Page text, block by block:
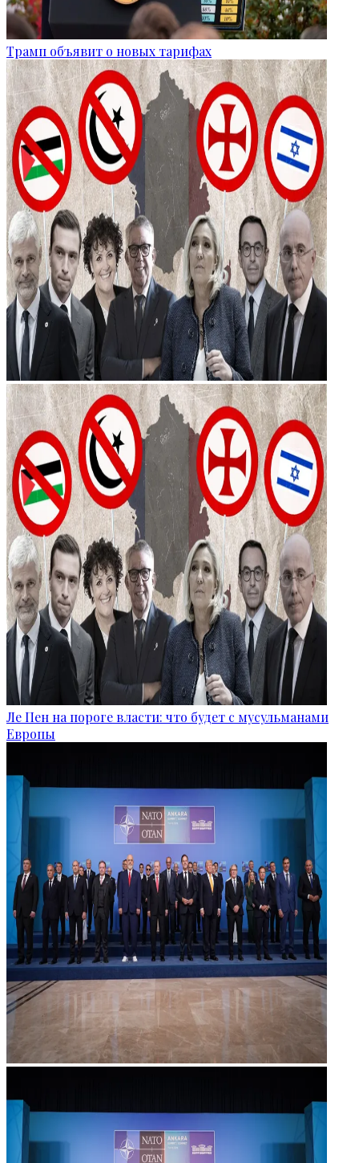
Трамп объявит о новых тарифах
Ле Пен на пороге власти: что будет с мусульманами
Европы